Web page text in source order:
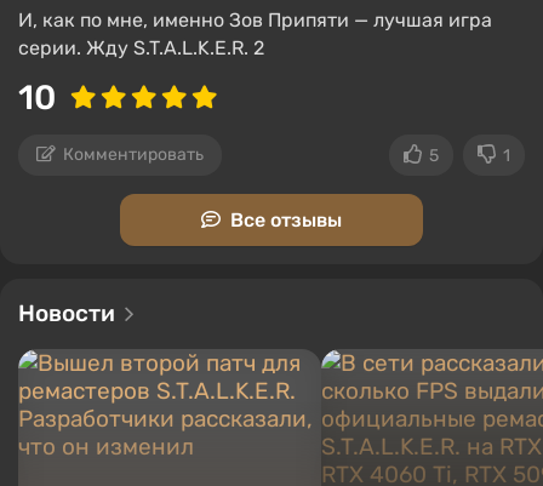
И, как по мне, именно Зов Припяти — лучшая игра
серии. Жду S.T.A.L.K.E.R. 2
10
Комментировать 5 1
Все отзывы
Новости